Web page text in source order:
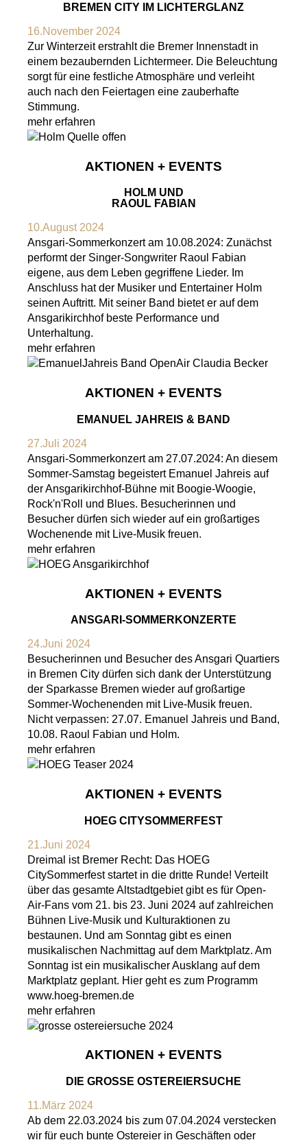
BREMEN CITY IM LICHTERGLANZ
16.November 2024
Zur Winterzeit erstrahlt die Bremer Innenstadt in
einem bezaubernden Lichtermeer. Die Beleuchtung
sorgt für eine festliche Atmosphäre und verleiht
auch nach den Feiertagen eine zauberhafte
Stimmung.
mehr erfahren
AKTIONEN + EVENTS
HOLM UND
RAOUL FABIAN
10.August 2024
Ansgari-Sommerkonzert am 10.08.2024: Zunächst
performt der Singer-Songwriter Raoul Fabian
eigene, aus dem Leben gegriffene Lieder. Im
Anschluss hat der Musiker und Entertainer Holm
seinen Auftritt. Mit seiner Band bietet er auf dem
Ansgarikirchhof beste Performance und
Unterhaltung.
mehr erfahren
AKTIONEN + EVENTS
EMANUEL JAHREIS & BAND
27.Juli 2024
Ansgari-Sommerkonzert am 27.07.2024: An diesem
Sommer-Samstag begeistert Emanuel Jahreis auf
der Ansgarikirchhof-Bühne mit Boogie-Woogie,
Rock'n'Roll und Blues. Besucherinnen und
Besucher dürfen sich wieder auf ein großartiges
Wochenende mit Live-Musik freuen.
mehr erfahren
AKTIONEN + EVENTS
ANSGARI-SOMMERKONZERTE
24.Juni 2024
Besucherinnen und Besucher des Ansgari Quartiers
in Bremen City dürfen sich dank der Unterstützung
der Sparkasse Bremen wieder auf großartige
Sommer-Wochenenden mit Live-Musik freuen.
Nicht verpassen: 27.07. Emanuel Jahreis und Band,
10.08. Raoul Fabian und Holm.
mehr erfahren
AKTIONEN + EVENTS
HOEG CITYSOMMERFEST
21.Juni 2024
Dreimal ist Bremer Recht: Das HOEG
CitySommerfest startet in die dritte Runde! Verteilt
über das gesamte Altstadtgebiet gibt es für Open-
Air-Fans vom 21. bis 23. Juni 2024 auf zahlreichen
Bühnen Live-Musik und Kulturaktionen zu
bestaunen. Und am Sonntag gibt es einen
musikalischen Nachmittag auf dem Marktplatz. Am
Sonntag ist ein musikalischer Ausklang auf dem
Marktplatz geplant. Hier geht es zum Programm
www.hoeg-bremen.de
mehr erfahren
AKTIONEN + EVENTS
DIE GROSSE OSTEREIERSUCHE
11.März 2024
Ab dem 22.03.2024 bis zum 07.04.2024 verstecken
wir für euch bunte Ostereier in Geschäften oder